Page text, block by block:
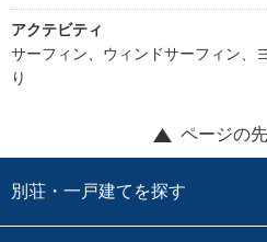
アクテビティ
サーフィン、ウィンドサーフィン、
り
ページの
別荘・一戸建てを探す